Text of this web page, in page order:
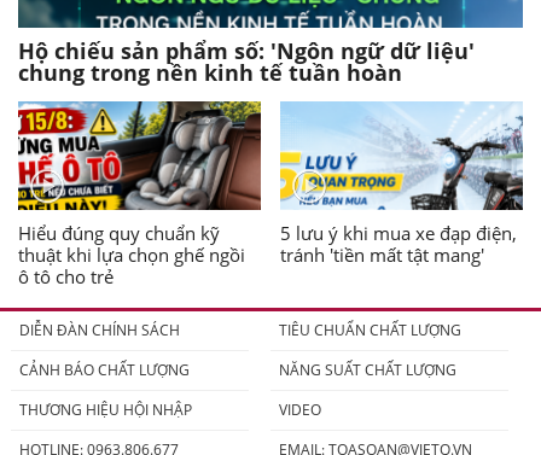
Hộ chiếu sản phẩm số: 'Ngôn ngữ dữ liệu'
chung trong nền kinh tế tuần hoàn
Hiểu đúng quy chuẩn kỹ
thuật khi lựa chọn ghế ngồi
ô tô cho trẻ
5 lưu ý khi mua xe đạp điện,
tránh 'tiền mất tật mang'
DIỄN ĐÀN CHÍNH SÁCH
TIÊU CHUẨN CHẤT LƯỢNG
CẢNH BÁO CHẤT LƯỢNG
NĂNG SUẤT CHẤT LƯỢNG
THƯƠNG HIỆU HỘI NHẬP
VIDEO
HOTLINE: 0963.806.677
EMAIL:TOASOAN@VIETQ.VN